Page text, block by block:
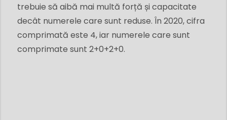
trebuie să aibă mai multă forță și capacitate
decât numerele care sunt reduse. În 2020, cifra
comprimată este 4, iar numerele care sunt
comprimate sunt 2+0+2+0.